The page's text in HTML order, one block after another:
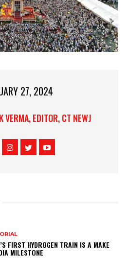
27, 2024
VERMA, EDITOR, CT NEWJ
FIRST HYDROGEN TRAIN IS A MAKE
MILESTONE